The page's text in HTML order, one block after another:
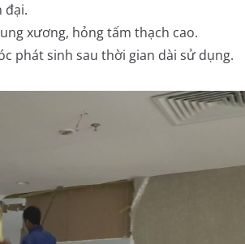
đại.
xương, hỏng tấm thạch cao.
phát sinh sau thời gian dài sử dụng.